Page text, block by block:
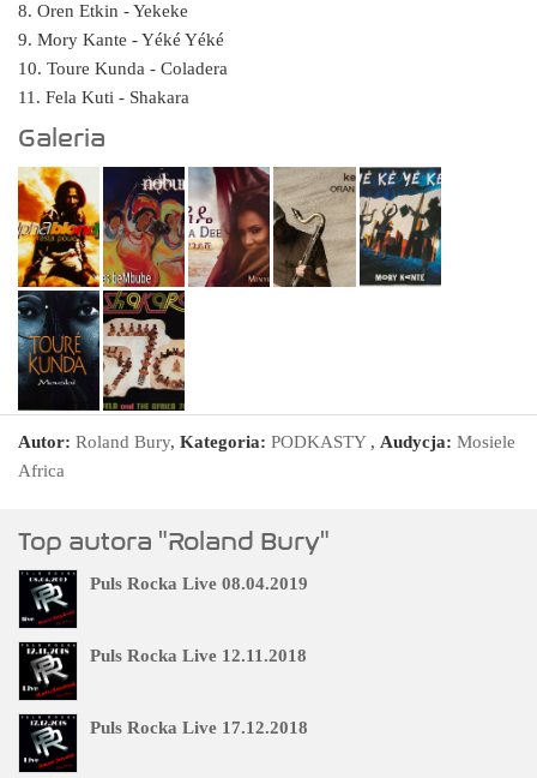
8. Oren Etkin - Yekeke
9. Mory Kante - Yéké Yéké
10. Toure Kunda - Coladera
11. Fela Kuti - Shakara
Galeria
Autor: Roland Bury, Kategoria: PODKASTY, Audycja: Mosiele
Africa
Top autora "Roland Bury"
Puls Rocka Live 08.04.2019
Puls Rocka Live 12.11.2018
Puls Rocka Live 17.12.2018